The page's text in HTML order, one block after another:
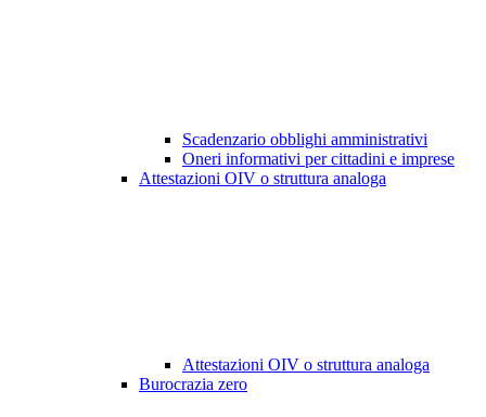
Scadenzario obblighi amministrativi
Oneri informativi per cittadini e imprese
Attestazioni OIV o struttura analoga
Attestazioni OIV o struttura analoga
Burocrazia zero